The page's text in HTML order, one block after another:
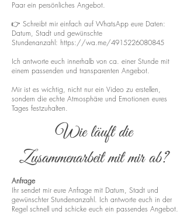
Paar ein persönliches Angebot.
👉 Schreibt mir einfach auf WhatsApp eure Daten:
Datum, Stadt und gewünschte
Stundenanzahl: https://wa.me/4915226080845
Ich antworte euch innerhalb von ca. einer Stunde mit
einem passenden und transparenten Angebot.
Mir ist es wichtig, nicht nur ein Video zu erstellen,
sondern die echte Atmosphäre und Emotionen eures
Tages festzuhalten.
Wie läuft die
Zusammenarbeit mit mir ab?
Anfrage
Ihr sendet mir eure Anfrage mit Datum, Stadt und
gewünschter Stundenanzahl. Ich antworte euch in der
Regel schnell und schicke euch ein passendes Angebot.